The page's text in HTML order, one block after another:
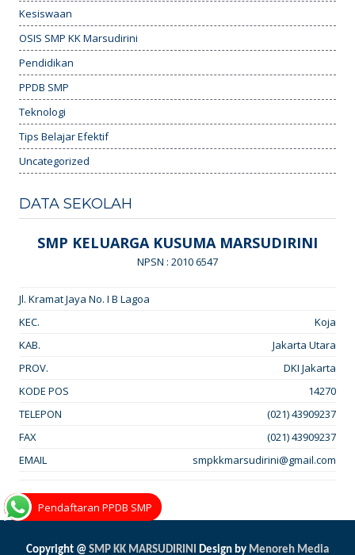
Kesiswaan
OSIS SMP KK Marsudirini
Pendidikan
PPDB SMP
Teknologi
Tips Belajar Efektif
Uncategorized
DATA SEKOLAH
SMP KELUARGA KUSUMA MARSUDIRINI
NPSN : 2010 6547
Jl. Kramat Jaya No. I B Lagoa
KEC.
Koja
KAB.
Jakarta Utara
PROV.
DKI Jakarta
KODE POS
14270
TELEPON
(021) 43909237
FAX
(021) 43909237
EMAIL
smpkkmarsudirini@gmail.com
Copyright @ SMP KK MARSUDIRINI Design by Menoreh Media
Pendaftaran PPDB SMP